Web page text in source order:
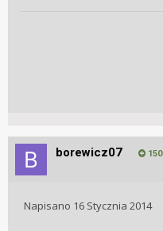
borewicz07 150
Napisano 16 Stycznia 2014